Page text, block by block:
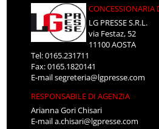
CONCESSIONARIA
LG PRESSE S.R.L.
via Festaz, 52
11100 AOSTA
Tel: 0165.231711
Fax: 0165.1820141
E-mailsegreteria@lgpresse.com
RESPONSABILE DI AGENZIA
Arianna Gori Chisari
E-maila.chisari@lgpresse.com